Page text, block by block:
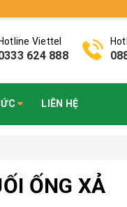
Hotline Viettel
624 888
LIÊN HỆ
ỐNG XẢ